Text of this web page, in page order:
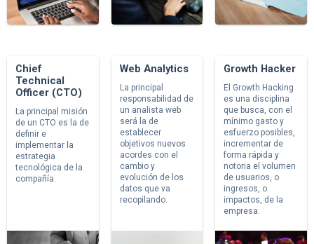
Chief
Technical
Officer (CTO)
La principal misión
de un CTO es la de
definir e
implementar la
estrategia
tecnológica de la
compañía.
Web Analytics
La principal
responsabilidad de
un analista web
será la de
establecer
objetivos nuevos
acordes con el
cambio y
evolución de los
datos que va
recopilando.
Growth Hacker
El Growth Hacking
es una disciplina
que busca, con el
mínimo gasto y
esfuerzo posibles,
incrementar de
forma rápida y
notoria el volumen
de usuarios, o
ingresos, o
impactos, de la
empresa.